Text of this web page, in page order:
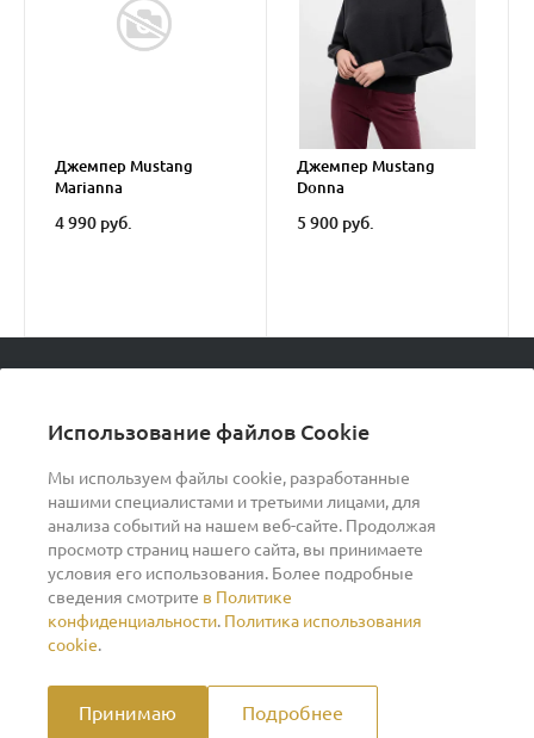
Использование файлов Cookie
Мы используем файлы cookie, разработанные
нашими специалистами и третьими лицами, для
анализа событий на нашем веб-сайте. Продолжая
просмотр страниц нашего сайта, вы принимаете
условия его использования. Более подробные
сведения смотрите в Политике
конфиденциальности. Политика использования
cookie.
Принимаю Подробнее
Джемпер Mustang
Marianna
4 990 руб.
Джемпер Mustang
Donna
5 900 руб.
О компании
Помощь
Индивидуальный предприниматель Ильин Дмитрий
370260278346